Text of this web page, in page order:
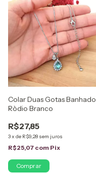
Colar Duas Gotas Banhado
Ròdio Branco
R$27,85
3x de R$9,28 sem juros
R$25,07 com Pix